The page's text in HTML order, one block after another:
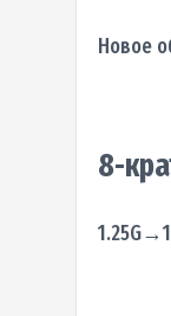
Новое
8-